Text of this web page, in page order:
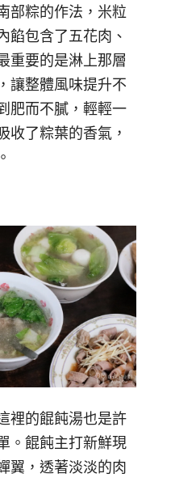
部粽的作法，米粒
餡包含了五花肉、
重要的是淋上那層
讓整體風味提升不
肥而不膩，輕輕一
收了粽葉的香氣，
裡的餛飩湯也是許
。餛飩主打新鮮現
翼，透著淡淡的肉